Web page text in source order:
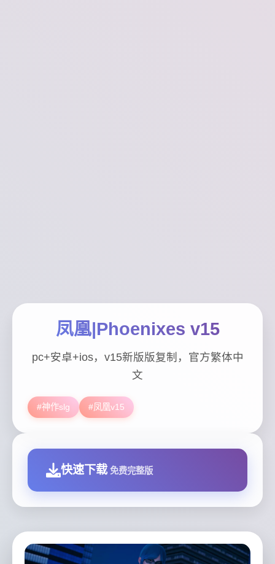
凤凰|Phoenixes v15
pc+安卓+ios，v15新版版复制，官方繁体中
文
#神作slg #凤凰v15
快速下载 免费完整版